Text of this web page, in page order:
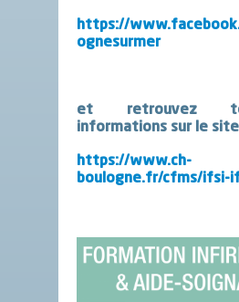
https://
ognesurmer
et retrouvez
informations sur le
https://www.ch-
boulogne.fr/cfms/ifsi-